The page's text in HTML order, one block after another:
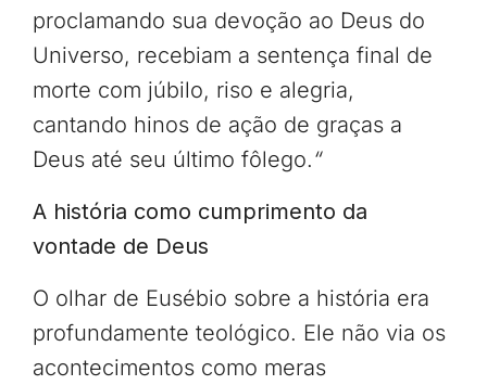
proclamando sua devoção ao Deus do
Universo, recebiam a sentença final de
morte com júbilo, riso e alegria,
cantando hinos de ação de graças a
Deus até seu último fôlego.“
A história como cumprimento da
vontade de Deus
O olhar de Eusébio sobre a história era
profundamente teológico. Ele não via os
acontecimentos como meras